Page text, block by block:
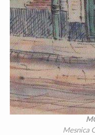
Mesnica